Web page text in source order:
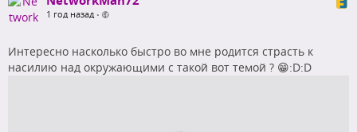
1 год назад •
Интересно насколько быстро во мне родится страсть к
насилию над окружающими с такой вот темой ? 😁:D:D